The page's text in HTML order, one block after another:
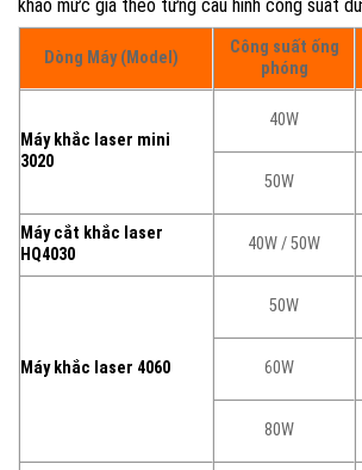
khảo mức giá theo từng cấu hình công suất
Dòng Máy (Model)
Công suất ống
phóng
Máy khắc laser mini
3020
40W
50W
Máy cắt khắc laser
HQ4030
40W / 50W
Máy khắc laser 4060
50W
60W
80W